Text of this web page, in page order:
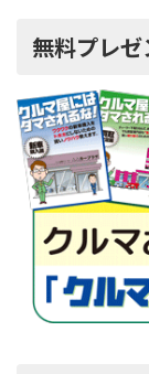
無料プレゼ